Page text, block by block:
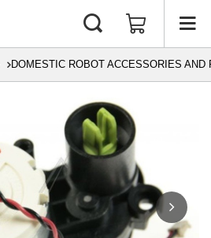
DOMESTIC ROBOT ACCESSORIES AND